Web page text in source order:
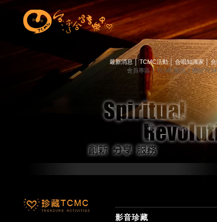
最新消息 TCMC活動│ 合唱知識家│
會員專區│ TCMC會訊│ 關於
影音珍藏